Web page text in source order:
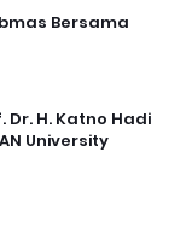
Bersama
Dr. H. Katno Hadi
University